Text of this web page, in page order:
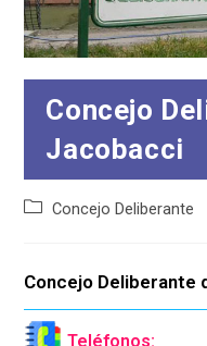
Concejo
Jacobacci
Categoría
entrada:
Concejo Deliberante
Concejo Deliberante
Teléfonos: